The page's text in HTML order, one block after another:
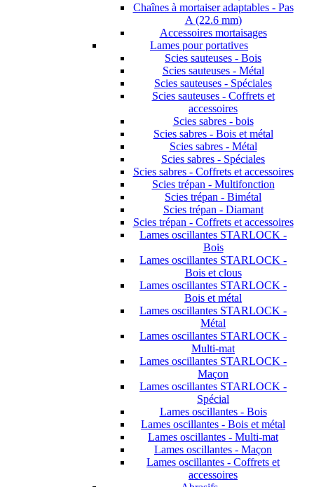
Chaînes à mortaiser adaptables - Pas
A (22.6 mm)
Accessoires mortaisages
Lames pour portatives
Scies sauteuses - Bois
Scies sauteuses - Métal
Scies sauteuses - Spéciales
Scies sauteuses - Coffrets et
accessoires
Scies sabres - bois
Scies sabres - Bois et métal
Scies sabres - Métal
Scies sabres - Spéciales
Scies sabres - Coffrets et accessoires
Scies trépan - Multifonction
Scies trépan - Bimétal
Scies trépan - Diamant
Scies trépan - Coffrets et accessoires
Lames oscillantes STARLOCK -
Bois
Lames oscillantes STARLOCK -
Bois et clous
Lames oscillantes STARLOCK -
Bois et métal
Lames oscillantes STARLOCK -
Métal
Lames oscillantes STARLOCK -
Multi-mat
Lames oscillantes STARLOCK -
Maçon
Lames oscillantes STARLOCK -
Spécial
Lames oscillantes - Bois
Lames oscillantes - Bois et métal
Lames oscillantes - Multi-mat
Lames oscillantes - Maçon
Lames oscillantes - Coffrets et
accessoires